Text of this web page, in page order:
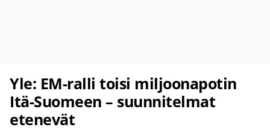
Yle: EM-ralli toisi miljoonapotin
Itä-Suomeen – suunnitelmat
etenevät